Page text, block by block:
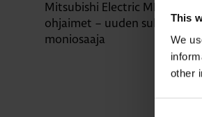
This
We
other
Mitsubishi Electric MELSEC
ohjaimet – uuden sukupolven
moniosaaja